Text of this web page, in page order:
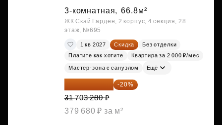
3-комнатная, 66.8м²
ЖК Скай Гарден, 2 корпус, 4 секция, 28
этаж, №695
1 кв 2027 Скидка
Без отделки
Платите как хотите
Квартира за 2 000 ₽/мес
Мастер-зона с санузлом Ещё
25 362 624 ₽ -20%
31 703 280 ₽
379 680 ₽ за м²